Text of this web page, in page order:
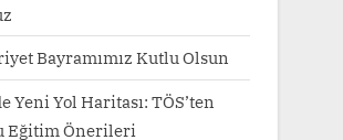
Bayramımız Kutlu Olsun
Yeni Yol Haritası: TÖS’ten
Eğitim Önerileri